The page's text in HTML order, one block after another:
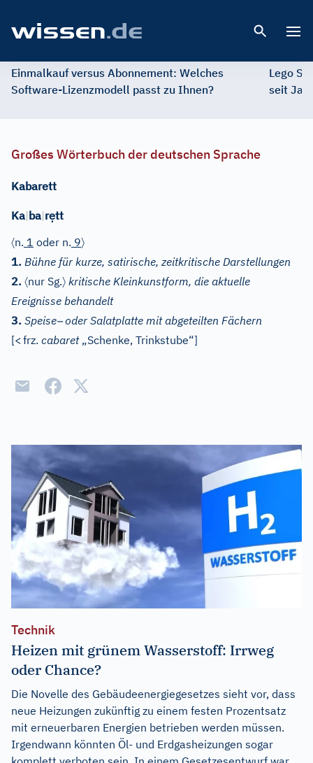
Einmalkauf versus Abonnement: Welches
Software-Lizenzmodell passt zu Ihnen?
Lego
seit
Großes Wörterbuch der deutschen Sprache
Kabarett
Ka|ba|rẹtt
〈n. 1 oder n. 9〉
1. Bühne für kurze, satirische, zeitkritische Darstellungen
2. 〈nur Sg.〉 kritische Kleinkunstform, die aktuelle
Ereignisse behandelt
3. Speise–oder Salatplatte mit abgeteilten Fächern
[<frz. cabaret„Schenke, Trinkstube“]
Technik
Heizen mit grünem Wasserstoff: Irrweg
oder Chance?
Die Novelle des Gebäudeenergiegesetzes sieht vor, dass
neue Heizungen zukünftig zu einem festen Prozentsatz
mit erneuerbaren Energien betrieben werden müssen.
Irgendwann könnten Öl- und Erdgasheizungen sogar